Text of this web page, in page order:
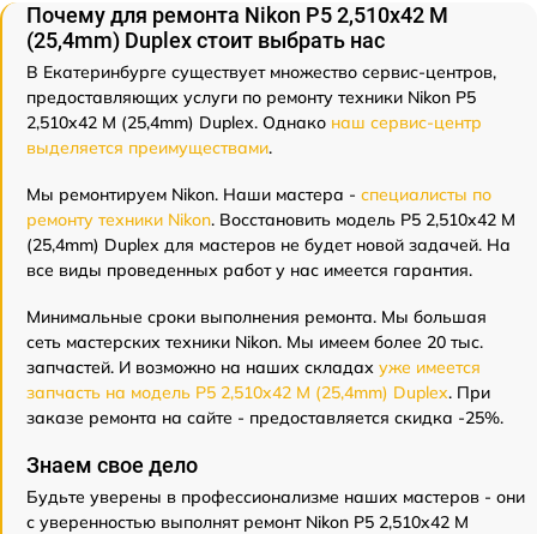
Почему для ремонта Nikon P5 2,510x42 M
(25,4mm) Duplex стоит выбрать нас
В Екатеринбурге существует множество сервис-центров,
предоставляющих услуги по ремонту техники Nikon P5
2,510x42 M (25,4mm) Duplex. Однако наш сервис-центр
выделяется преимуществами.
Мы ремонтируем Nikon. Наши мастера - специалисты по
ремонту техники Nikon. Восстановить модель P5 2,510x42 M
(25,4mm) Duplex для мастеров не будет новой задачей. На
все виды проведенных работ у нас имеется гарантия.
Минимальные сроки выполнения ремонта. Мы большая
сеть мастерских техники Nikon. Мы имеем более 20 тыс.
запчастей. И возможно на наших складах уже имеется
запчасть на модель P5 2,510x42 M (25,4mm) Duplex. При
заказе ремонта на сайте - предоставляется скидка -25%.
Знаем свое дело
Будьте уверены в профессионализме наших мастеров - они
с уверенностью выполнят ремонт Nikon P5 2,510x42 M